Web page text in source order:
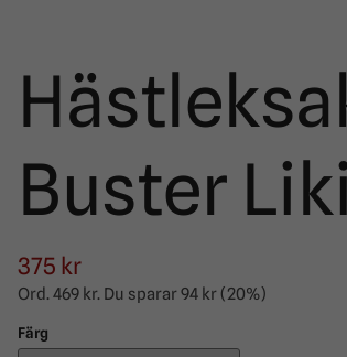
Buster
375 kr
Ord.469 kr. Du sparar94 kr(20%)
Färg